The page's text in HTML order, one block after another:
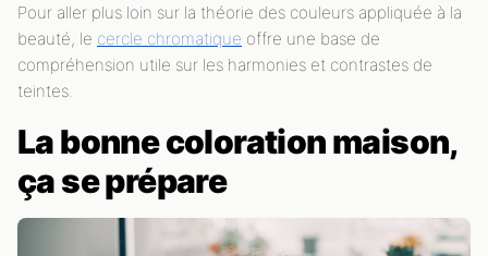
Pour aller plus loin sur la théorie des couleurs appliquée à la
beauté, le cercle chromatique offre une base de
compréhension utile sur les harmonies et contrastes de
teintes.
La bonne coloration maison,
ça se prépare